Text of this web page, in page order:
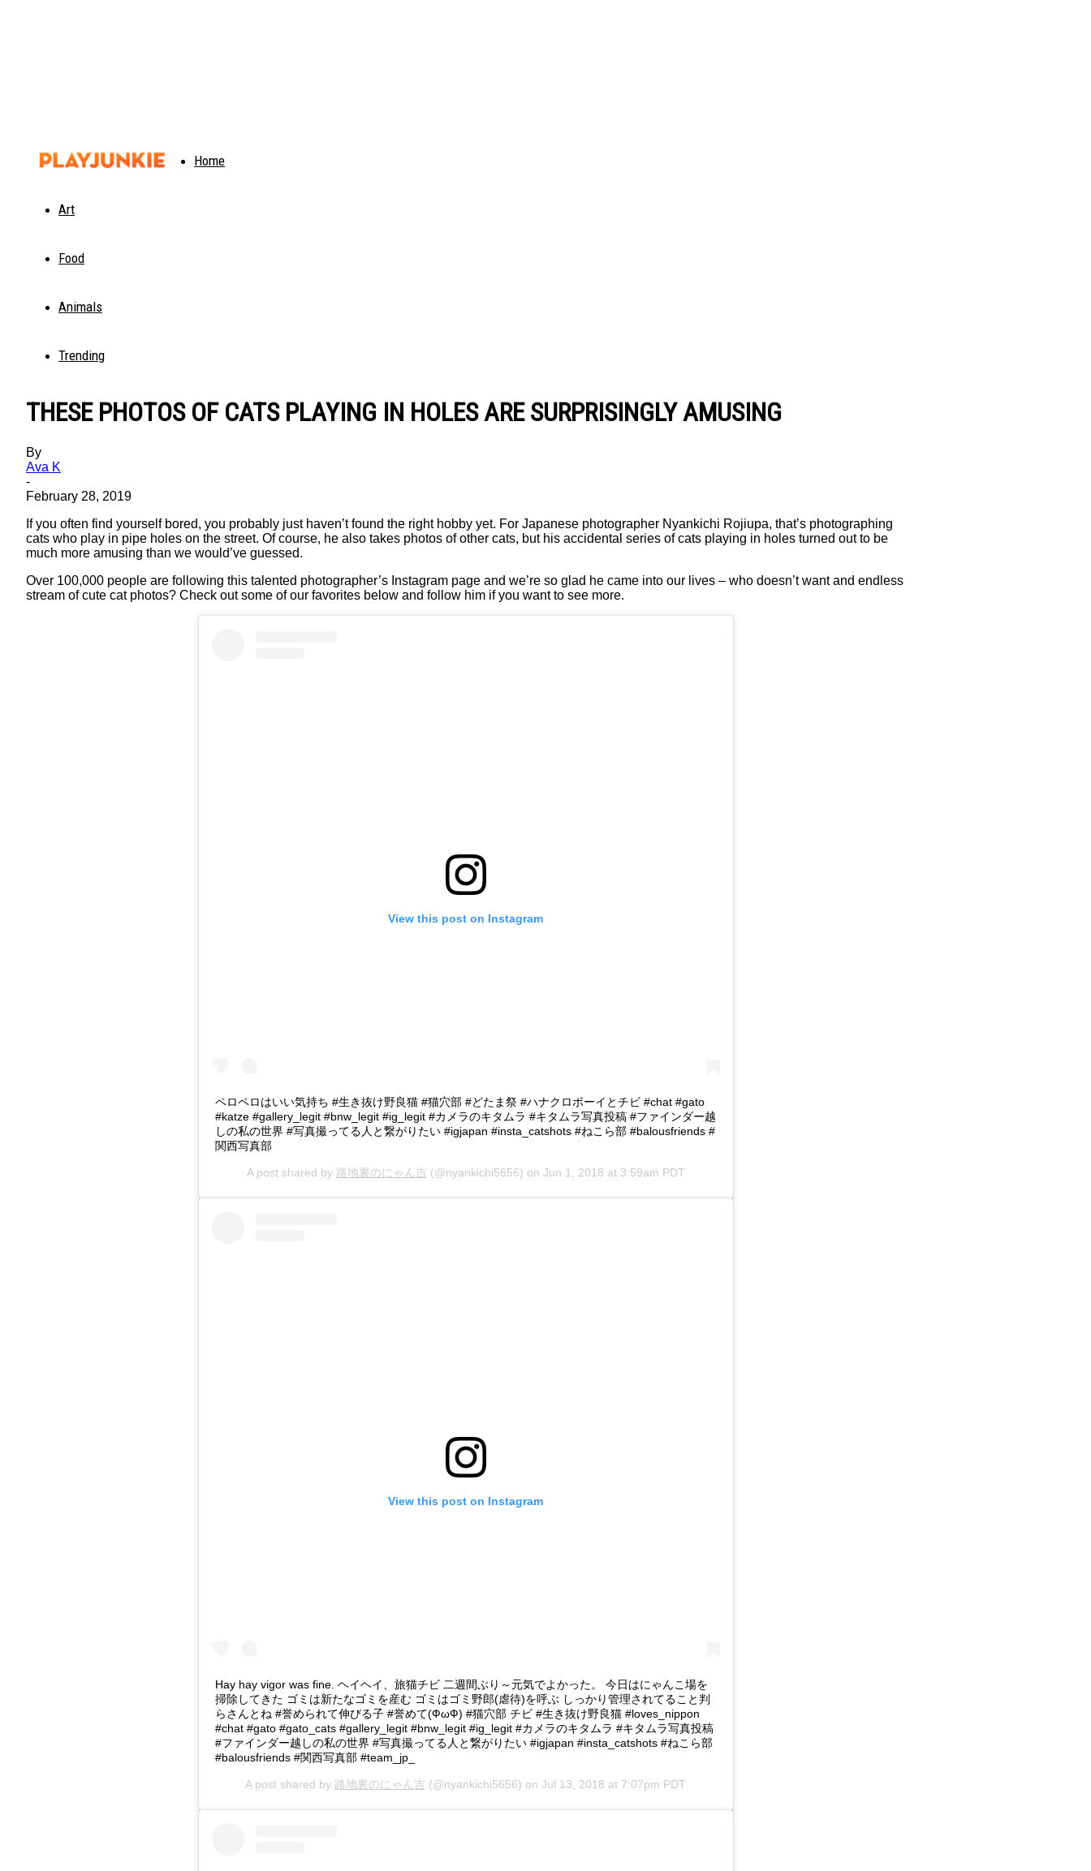
PlayJunkie
Home
Art
Food
Animals
Trending
THESE PHOTOS OF CATS PLAYING IN HOLES ARE SURPRISINGLY AMUSING
By
Ava K
-
February 28, 2019
If you often find yourself bored, you probably just haven’t found the right hobby yet. For Japanese photographer Nyankichi Rojiupa, that’s photographing
cats who play in pipe holes on the street. Of course, he also takes photos of other cats, but his accidental series of cats playing in holes turned out to be
much more amusing than we would’ve guessed.
Over 100,000 people are following this talented photographer’s Instagram page and we’re so glad he came into our lives – who doesn’t want and endless
stream of cute cat photos? Check out some of our favorites below and follow him if you want to see more.
View this post on Instagram
ペロペロはいい気持ち #生き抜け野良猫 #猫穴部 #どたま祭 #ハナクロボーイとチビ #chat #gato
#katze #gallery_legit #bnw_legit #ig_legit #カメラのキタムラ #キタムラ写真投稿 #ファインダー越
しの私の世界 #写真撮ってる人と繋がりたい #igjapan #insta_catshots #ねこら部 #balousfriends #
関西写真部
A post shared by 路地裏のにゃん吉 (@nyankichi5656) on Jun 1, 2018 at 3:59am PDT
View this post on Instagram
Hay hay vigor was fine. ヘイヘイ、旅猫チビ 二週間ぶり～元気でよかった。 今日はにゃんこ場を
掃除してきた ゴミは新たなゴミを産む ゴミはゴミ野郎(虐待)を呼ぶ しっかり管理されてること判
らさんとね #誉められて伸びる子 #誉めて(ФωФ) #猫穴部 チビ #生き抜け野良猫 #loves_nippon
#chat #gato #gato_cats #gallery_legit #bnw_legit #ig_legit #カメラのキタムラ #キタムラ写真投稿
#ファインダー越しの私の世界 #写真撮ってる人と繋がりたい #igjapan #insta_catshots #ねこら部
#balousfriends #関西写真部 #team_jp_
A post shared by 路地裏のにゃん吉 (@nyankichi5656) on Jul 13, 2018 at 7:07pm PDT